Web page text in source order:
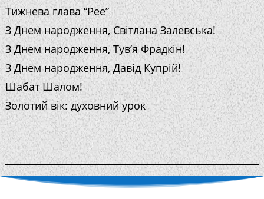
Тижнева глава “Рее”
З Днем народження, Світлана Залевська!
З Днем народження, Тув’я Фрадкін!
З Днем народження, Давід Купрій!
Шабат Шалом!
Золотий вік: духовний урок